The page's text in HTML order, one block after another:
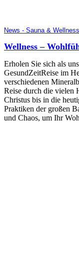
News - Sauna & Wellness
Wellness –
Erholen Sie sich als
GesundZeitReise im
verschiedenen
Reise durch die vielen
Christus bis in die
Praktiken der großen
und Chaos, um Ihr